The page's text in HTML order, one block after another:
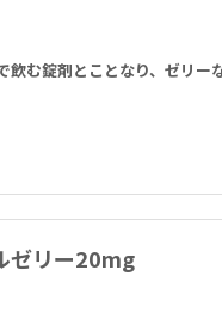
飲む錠剤とことなり、ゼリ
ゼリー20mg